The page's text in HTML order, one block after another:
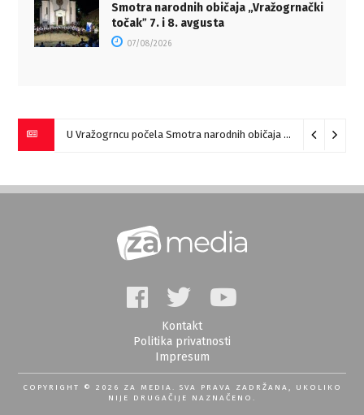
Smotra narodnih običaja „Vražogrnački
točakˮ 7. i 8. avgusta
07/08/2026
U Vražogrncu počela Smotra narodnih običaja „Vražogrnački točak“
Kontakt
Politika privatnosti
Impresum
COPYRIGHT © 2026 ZA MEDIA. SVA PRAVA ZADRŽANA, UKOLIKO
NIJE DRUGAČIJE NAZNAČENO.